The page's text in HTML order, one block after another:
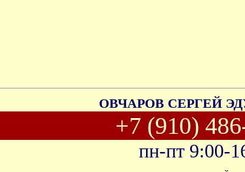
ОВЧАРОВ СЕРГЕЙ
+7 (910)
пн-пт 9:00-